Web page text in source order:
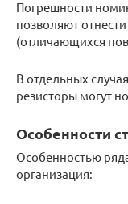
Погрешности
позволяют
(отличающихся
В отдельных
резисторы могут
Особенности
Особенностью
организация: